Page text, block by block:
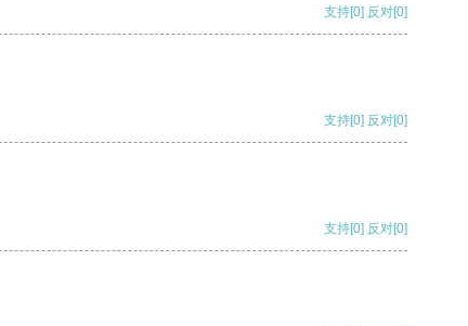
支持[0] 反对[0]
支持[0] 反对[0]
支持[0] 反对[0]